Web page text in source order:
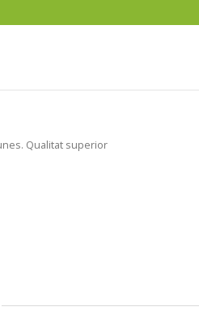
Qualitat superior